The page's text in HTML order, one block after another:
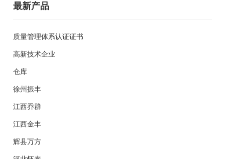
最新产品
质量管理体系认证证书
高新技术企业
仓库
徐州振丰
江西乔群
江西金丰
辉县万方